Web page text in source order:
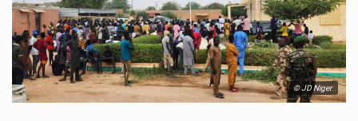
© JD Niger